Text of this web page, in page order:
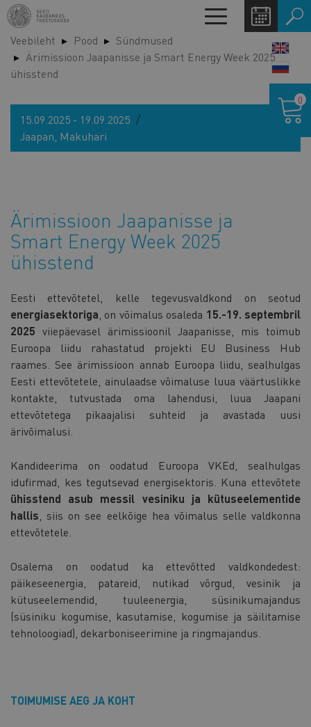
Liigu
edasi
põhisisu
juurde
Toggle
navigation
Veebileht Pood
Sündmused
Ärimissioon Jaapanisse ja Smart Energy Week 2025
ühisstend
15.09.2025 - 19.09.2025
Jaapan, Makuhari
Ärimissioon Jaapanisse ja
Smart Energy Week 2025
ühisstend
Eesti ettevõtetel, kelle tegevusvaldkond on seotud
energiasektoriga , on võimalus osaleda 15.-19. septembril
2025 viiepäevasel ärimissioonil Jaapanisse, mis toimub
Euroopa liidu rahastatud projekti EU Business Hub
raames. See ärimissioon annab Euroopa liidu, sealhulgas
Eesti ettevõtetele, ainulaadse võimaluse luua väärtuslikke
kontakte, tutvustada oma lahendusi, luua Jaapani
ettevõtetega pikaajalisi suhteid ja avastada uusi
ärivõimalusi.
Kandideerima on oodatud Euroopa VKEd, sealhulgas
idufirmad, kes tegutsevad energisektoris. Kuna ettevõtete
ühisstend asub messil vesiniku ja kütuseelementide
hallis , siis on see eelkõige hea võimalus selle valdkonna
ettevõtetele.
Osalema on oodatud ka ettevõtted valdkondedest:
päikeseenergia, patareid, nutikad võrgud, vesinik ja
kütuseelemendid, tuuleenergia, süsinikumajandus
(süsiniku kogumise, kasutamise, kogumise ja säilitamise
tehnoloogiad), dekarboniseerimine ja ringmajandus.
TOIMUMISE AEG JA KOHT
0